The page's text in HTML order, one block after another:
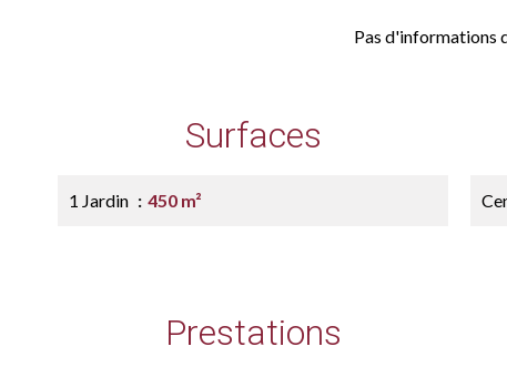
Pas d'informations
Surfaces
1 Jardin 450 m²
Prestations